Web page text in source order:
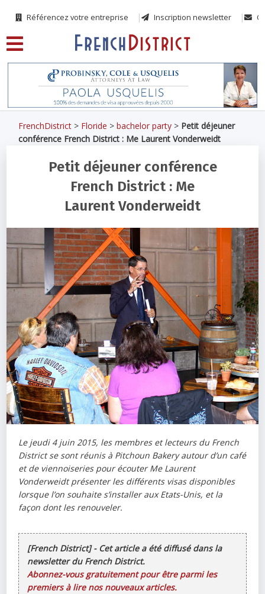
Référencez votre entreprise Inscription newsletter
FrenchDistrict > Floride >bachelor party > Petit déjeuner
conférence French District : Me Laurent Vonderweidt
Petit déjeuner conférence
French District : Me
Laurent Vonderweidt
Le jeudi 4 juin 2015, les membres et lecteurs du French
District se sont réunis à Pitchoun Bakery autour d’un café
et de viennoiseries pour écouter Me Laurent
Vonderweidt présenter les différents visas disponibles
lorsque l’on souhaite s’installer aux Etats-Unis, et la
façon dont les renouveler.
[French District] - Cet article a été diffusé dans la
newsletter du French District.
Abonnez-vous gratuitement pour être parmi les
premiers à lire nos nouveaux articles.